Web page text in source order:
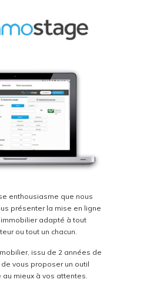
enthousiasme que nous
présenter la mise en ligne
adapté à tout
ou tout un chacun.
issu de 2 années de
vous proposer un outil
mieux à vos attentes.